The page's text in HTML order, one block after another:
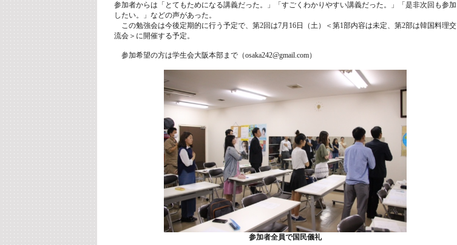
参加者からは「とてもためになる講義だった。」「すごくわかりやすい講義だった。」「是非次回も参加
したい。」などの声があった。
この勉強会は今後定期的に行う予定で、第2回は7月16日（土）＜第1部内容は未定、第2部は韓国料理交
流会＞に開催する予定。
参加希望の方は学生会大阪本部まで（osaka242@gmail.com）
参加者全員で国民儀礼